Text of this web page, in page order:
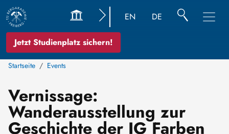
Jetzt Studienplatz sichern!
EN DE
Startseite Events
Vernissage:
Wanderausstellung zur
Geschichte der IG Farben